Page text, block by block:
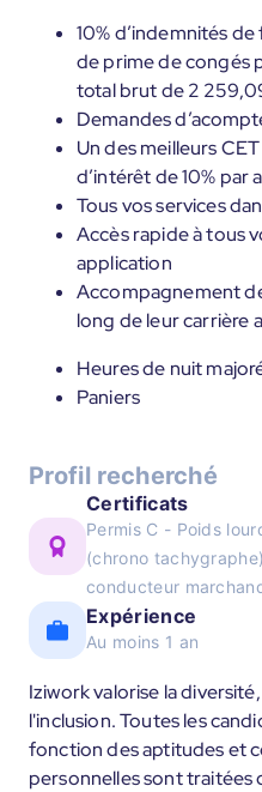
10% d’indemnités
de prime de congés
total brut de 2
Demandes
Un des meilleurs
d’intérêt de 10% par
Tous vos services
Accès rapide à tous
application
Accompagnement
long de leur carrière
Heures de nuit
Paniers
Profil recherché
Certificats
Permis C - Poids
(chrono
conducteur
Expérience
Au moins 1 an
Iziwork valorise la
l'inclusion. Toutes les
fonction des aptitudes et
personnelles sont